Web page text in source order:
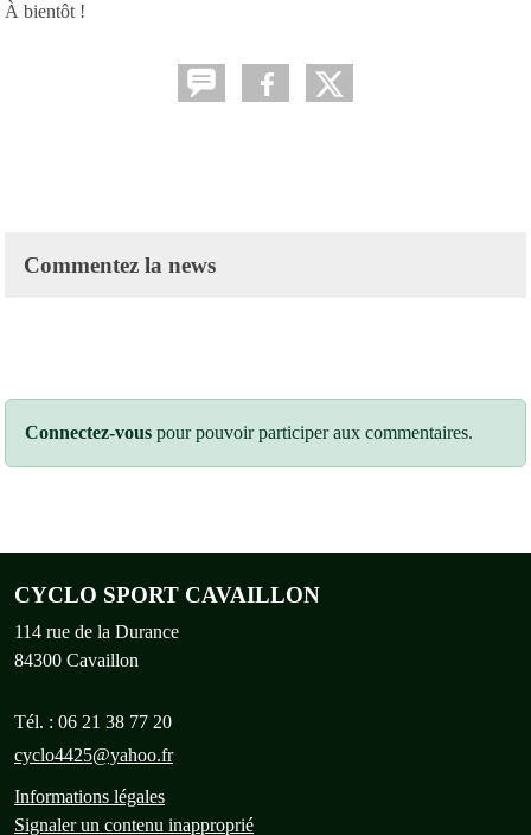
À bientôt !
Commentez la news
Connectez-vous pour pouvoir participer aux commentaires.
CYCLO SPORT CAVAILLON
114 rue de la Durance
84300 Cavaillon
Tél. : 06 21 38 77 20
cyclo4425@yahoo.fr
Informations légales
Signaler un contenu inapproprié